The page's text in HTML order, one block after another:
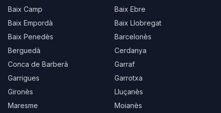
Baix Camp
Baix Ebre
Baix Empordà
Baix Llobregat
Baix Penedès
Barcelonès
Berguedà
Cerdanya
Conca de Barberà
Garraf
Garrigues
Garrotxa
Gironès
Lluçanès
Maresme
Moianès